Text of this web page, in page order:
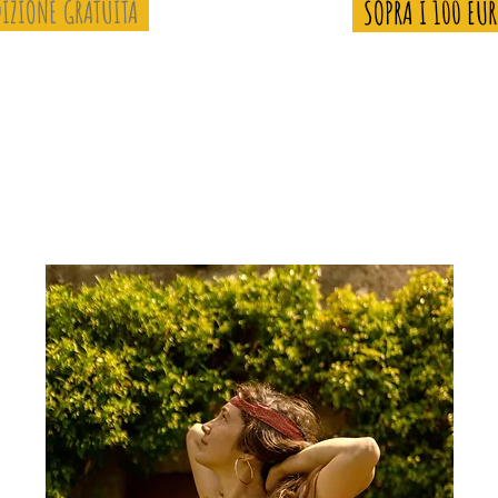
GRATUITA SOPRA I 100